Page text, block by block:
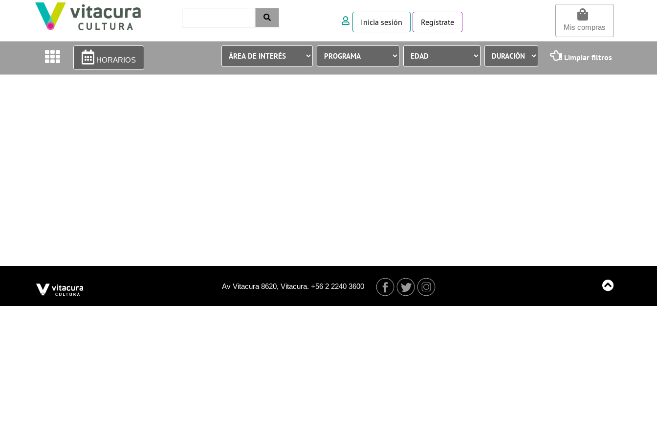
Inicia sesión Regístrate
Mis compras
HORARIOS Limpiar filtros
Av Vitacura 8620, Vitacura. +56 2 2240 3600